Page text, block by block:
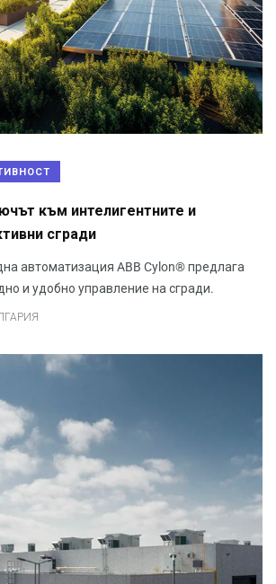
към интелигентните и
сгради
автоматизация ABB Cylon® предлага
и удобно управление на сгради.